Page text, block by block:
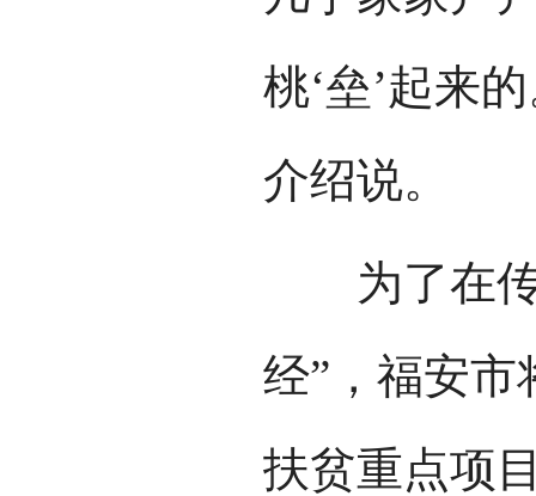
桃‘垒’起来
介绍说。
为了在传
经”，福安
扶贫重点项